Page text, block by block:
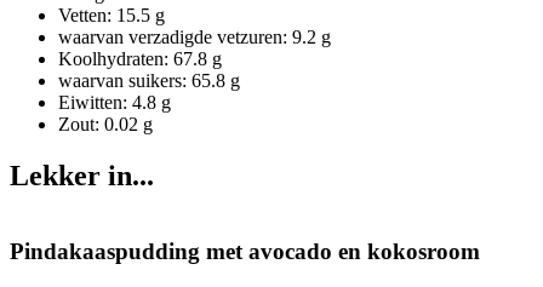
Vetten: 15.5 g
waarvan verzadigde vetzuren: 9.2 g
Koolhydraten: 67.8 g
waarvan suikers: 65.8 g
Eiwitten: 4.8 g
Zout: 0.02 g
Lekker in...
Pindakaaspudding met avocado en kokosroom